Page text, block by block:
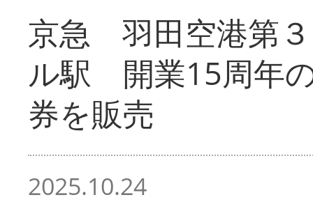
京急 羽田空港第
ル駅 開業15周年
券を販売
2025.10.24